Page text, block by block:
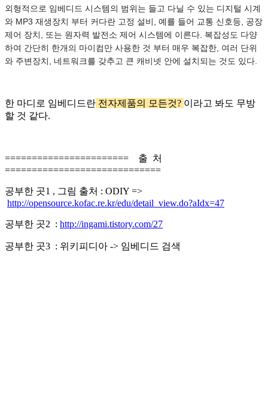
외형적으로 임베디드 시스템의 범위는 들고 다닐 수 있는 디지털 시계
와 MP3 재생장치 부터 커다란 고정 설비, 예를 들어 교통 신호등, 공장
제어 장치, 또는 원자력 발전소 제어 시스템에 이른다. 복잡성도 다양
하여 간단히 한개의 마이컴만 사용한 것 부터 매우 복잡한, 여러 단위
와 주변장치, 네트워크를 갖추고 큰 캐비넷 안에 설치되는 것도 있다.
한 마디로 임베디드란 전자제품의 모든것? 이라고 봐도 무방
할 것 같다.
======================= 출 처
=============================
공부한 곳1 , 그림 출처 : ODIY =>
http://opensource.kofac.re.kr/edu/detail_view.do?aIdx=47
공부한 곳2 : http://ingami.tistory.com/27
공부한 곳3 : 위키피디아 -> 임베디드 검색